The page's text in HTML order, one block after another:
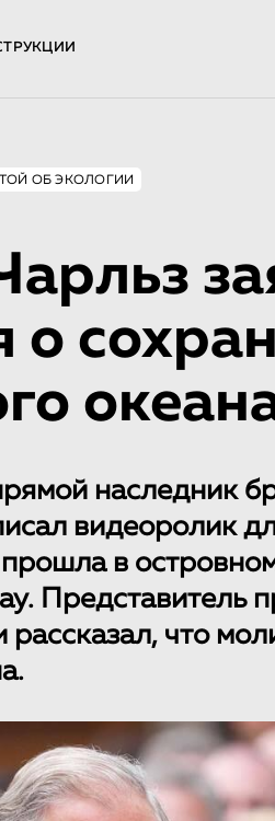
ОБ ЭКОЛОГИИ
о
наследник
видеоролик
в
Представитель
что